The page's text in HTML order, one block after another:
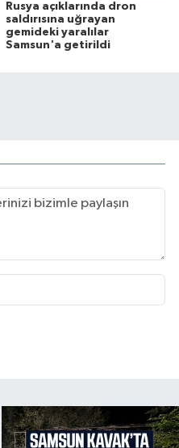
Rusya açıklarında dron
saldırısına uğrayan
gemideki yaralılar
Samsun'a getirildi